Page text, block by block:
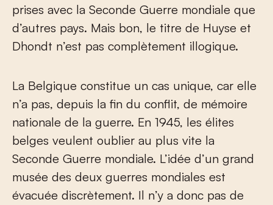
prises avec la Seconde Guerre mondiale que
d’autres pays. Mais bon, le titre de Huyse et
Dhondt n’est pas complètement illogique.
La Belgique constitue un cas unique, car elle
n’a pas, depuis la fin du conflit, de mémoire
nationale de la guerre. En 1945, les élites
belges veulent oublier au plus vite la
Seconde Guerre mondiale. L’idée d’un grand
musée des deux guerres mondiales est
évacuée discrètement. Il n’y a donc pas de